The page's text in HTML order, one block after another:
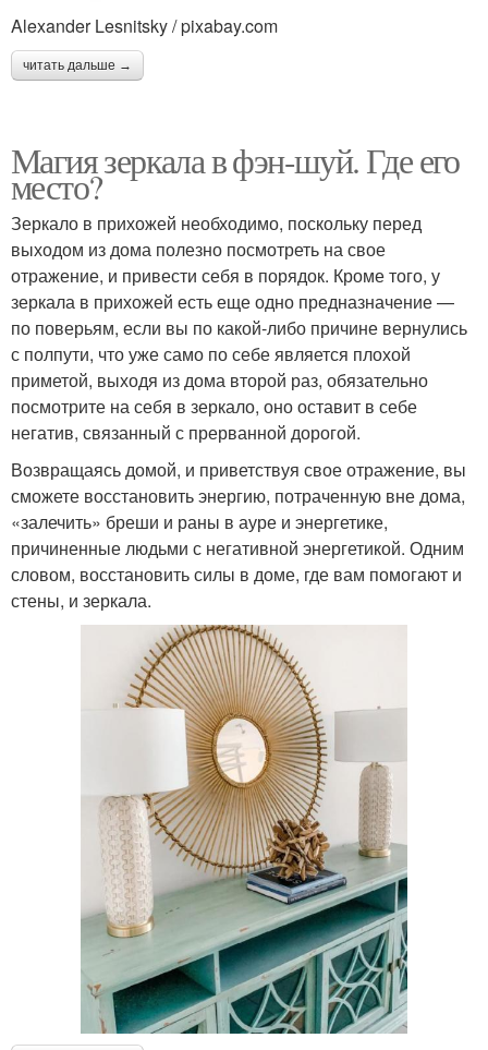
Alexander Lesnitsky / pixabay.com
читать дальше →
Магия зеркала в фэн-шуй. Где его
место?
Зеркало в прихожей необходимо, поскольку перед
выходом из дома полезно посмотреть на свое
отражение, и привести себя в порядок. Кроме того, у
зеркала в прихожей есть еще одно предназначение —
по поверьям, если вы по какой-либо причине вернулись
с полпути, что уже само по себе является плохой
приметой, выходя из дома второй раз, обязательно
посмотрите на себя в зеркало, оно оставит в себе
негатив, связанный с прерванной дорогой.
Возвращаясь домой, и приветствуя свое отражение, вы
сможете восстановить энергию, потраченную вне дома,
«залечить» бреши и раны в ауре и энергетике,
причиненные людьми с негативной энергетикой. Одним
словом, восстановить силы в доме, где вам помогают и
стены, и зеркала.